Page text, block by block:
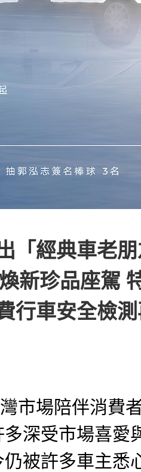
「經典車老
新珍品座駕
行車安全檢
市場陪伴消費
深受市場喜愛
被許多車主悉